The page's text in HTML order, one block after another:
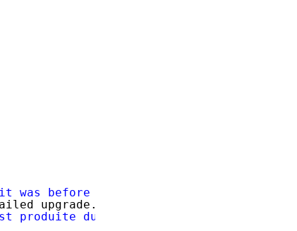
it was before the failed upgrade.'
upgrade.
produite durant l'